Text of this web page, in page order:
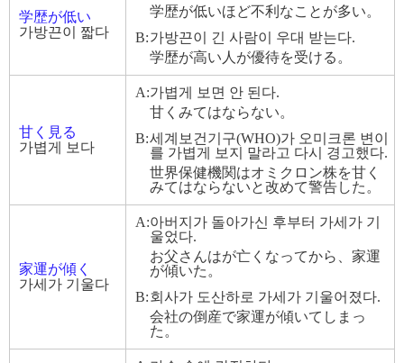
学歴が低い
가방끈이 짧다
学歴が低いほど不利なことが多い。
B:가방끈이 긴 사람이 우대 받는다.
学歴が高い人が優待を受ける。
甘く見る
가볍게 보다
A:가볍게 보면 안 된다.
甘くみてはならない。
B:세계보건기구(WHO)가 오미크론 변이
를 가볍게 보지 말라고 다시 경고했다.
世界保健機関はオミクロン株を甘く
みてはならないと改めて警告した。
家運が傾く
가세가 기울다
A:아버지가 돌아가신 후부터 가세가 기
울었다.
お父さんはが亡くなってから、家運
が傾いた。
B:회사가 도산하로 가세가 기울어졌다.
会社の倒産で家運が傾いてしまっ
た。